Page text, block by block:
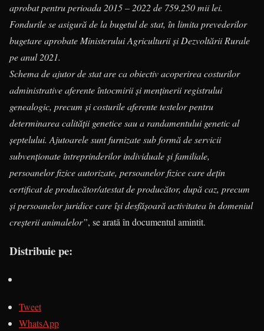
aprobat pentru perioada 2015 – 2022 de 759.250 mii lei.
Fondurile se asigură de la bugetul de stat, în limita prevederilor
bugetare aprobate Ministerului Agriculturii şi Dezvoltării Rurale
pe anul 2021.
Schema de ajutor de stat are ca obiectiv acoperirea costurilor
administrative aferente întocmirii şi menţinerii registrului
genealogic, precum şi costurile aferente testelor pentru
determinarea calităţii genetice sau a randamentului genetic al
şeptelului. Ajutoarele sunt furnizate sub formă de servicii
subvenţionate întreprinderilor individuale şi familiale,
persoanelor fizice autorizate, persoanelor fizice care deţin
certificat de producător/atestat de producător, după caz, precum
şi persoanelor juridice care îşi desfăşoară activitatea în domeniul
creșterii animalelor”, se arată în documentul amintit.
Distribuie pe:
Tweet
WhatsApp